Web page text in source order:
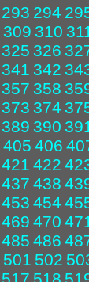
293 294
309 310
325 326
341 342
357 358
373 374
389 390
405 406
421 422
437 438
453 454
469 470
485 486
501 502